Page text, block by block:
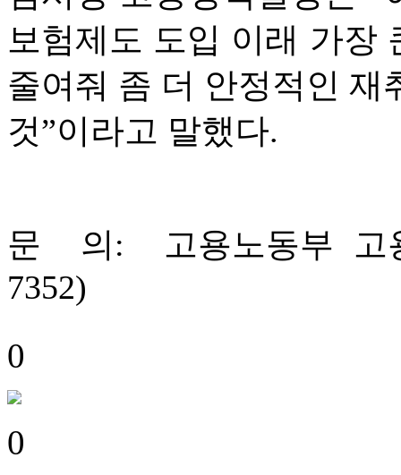
보험제도 도입 이래 가장
줄여줘 좀 더 안정적인 재
것”이라고 말했다.
문 의: 고용노동부 고
7352)
0
0